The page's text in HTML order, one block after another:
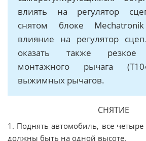
влиять на регулятор
снятом блоке
влияние на регулятор
оказать также резкое
монтажного рычага
выжимных рычагов.
СНЯТИЕ
1. Поднять автомобиль, все
должны быть на одной высоте.